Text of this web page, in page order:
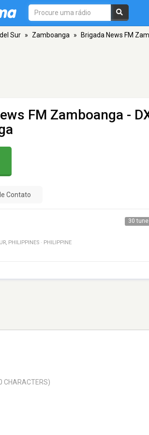
Sur » Zamboanga » Brigada News FM
FM Zamboanga -
Contato
30
, PHILIPPINES · PHILIPPINE